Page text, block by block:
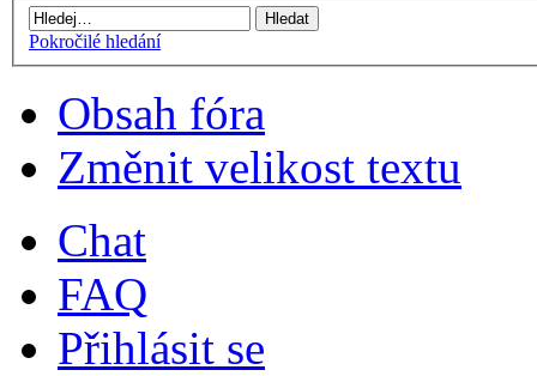
Pokročilé hledání
Obsah fóra
Změnit velikost textu
Chat
FAQ
Přihlásit se